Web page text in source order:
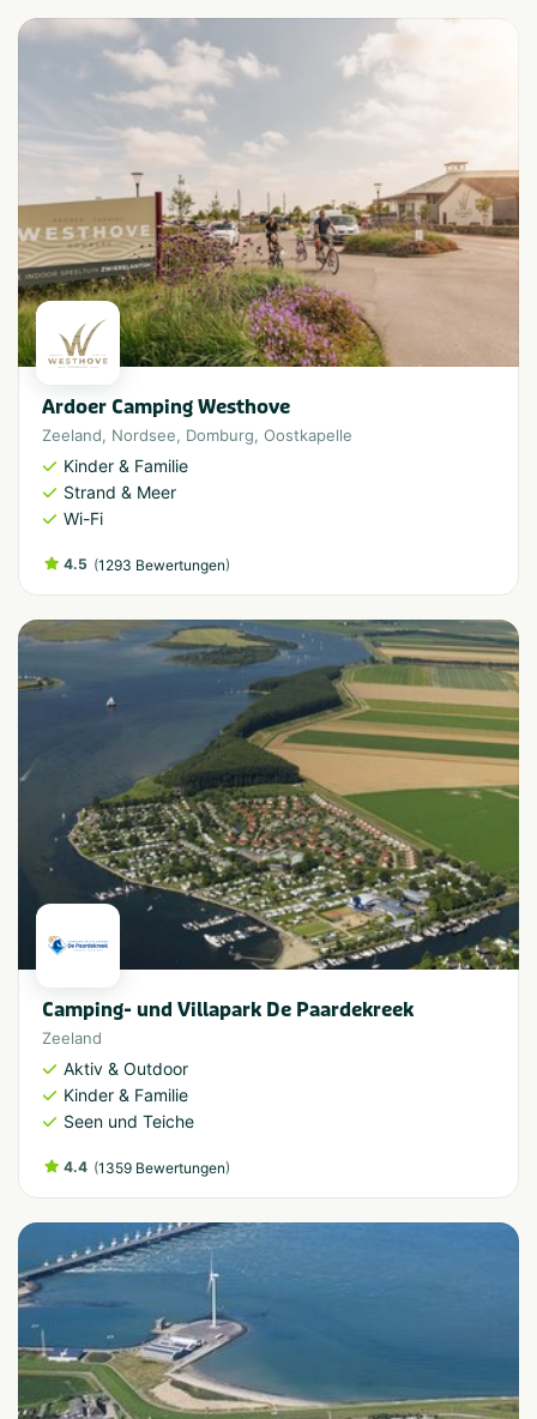
Ardoer Camping Westhove
Zeeland, Nordsee, Domburg, Oostkapelle
Kinder & Familie
Strand & Meer
Wi-Fi
4.5 (1293 Bewertungen)
Camping- und Villapark De Paardekreek
Zeeland
Aktiv & Outdoor
Kinder & Familie
Seen und Teiche
4.4 (1359 Bewertungen)